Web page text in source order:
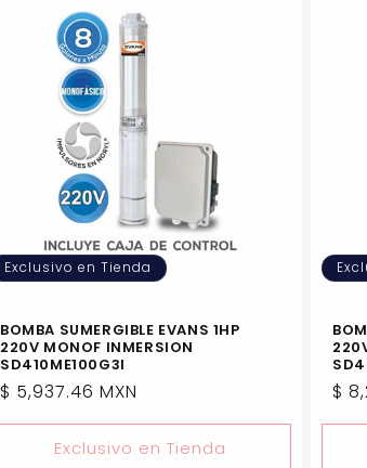
Exclusivo en Tienda
BOMBA SUMERGIBLE EVANS 1HP
220V MONOF INMERSION
SD410ME100G3I
Precio
$ 5,937.46 MXN
Exclusivo en Tienda
$